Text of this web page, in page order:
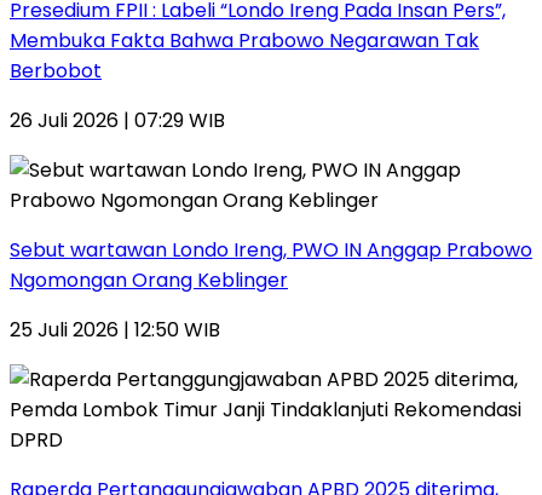
Presedium FPII : Labeli “Londo Ireng Pada Insan Pers”,
Membuka Fakta Bahwa Prabowo Negarawan Tak
Berbobot
26 Juli 2026 | 07:29 WIB
Sebut wartawan Londo Ireng, PWO IN Anggap Prabowo
Ngomongan Orang Keblinger
25 Juli 2026 | 12:50 WIB